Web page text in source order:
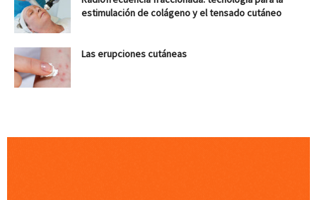
estimulación de colágeno y el tensado cutáneo
Las erupciones cutáneas